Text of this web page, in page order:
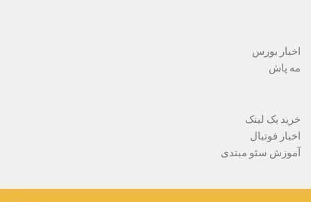
اخبار بورس
مه پاش
خرید بک لینک
اخبار فوتبال
آموزش سئو مبتدی